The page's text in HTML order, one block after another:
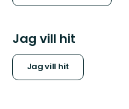
Jag vill hit
Jag vill hit